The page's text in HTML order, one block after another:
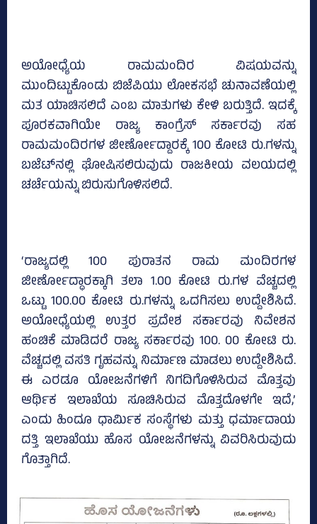
ಅಯೋಧ್ಯೆಯ ರಾಮಮಂದಿರ ವಿಷಯವನ್ನು
ಮುಂದಿಟ್ಟುಕೊಂಡು ಬಿಜೆಪಿಯು ಲೋಕಸಭೆ ಚುನಾವಣೆಯಲ್ಲಿ
ಮತ ಯಾಚಿಸಲಿದೆ ಎಂಬ ಮಾತುಗಳು ಕೇಳಿ ಬರುತ್ತಿದೆ. ಇದಕ್ಕೆ
ಪೂರಕವಾಗಿಯೇ ರಾಜ್ಯ ಕಾಂಗ್ರೆಸ್‌ ಸರ್ಕಾರವು ಸಹ
ರಾಮಮಂದಿರಗಳ ಜೀರ್ಣೋದ್ದಾರಕ್ಕೆ 100 ಕೋಟಿ ರು.ಗಳನ್ನು
ಬಜೆಟ್‌ನಲ್ಲಿ ಘೋಷಿಸಲಿರುವುದು ರಾಜಕೀಯ ವಲಯದಲ್ಲಿ
ಚರ್ಚೆಯನ್ನು ಬಿರುಸುಗೊಳಿಸಲಿದೆ.
‘ರಾಜ್ಯದಲ್ಲಿ 100 ಪುರಾತನ ರಾಮ ಮಂದಿರಗಳ
ಜೀರ್ಣೋದ್ಧಾರಕ್ಕಾಗಿ ತಲಾ 1.00 ಕೋಟಿ ರು.ಗಳ ವೆಚ್ಚದಲ್ಲಿ
ಒಟ್ಟು 100.00 ಕೋಟಿ ರು.ಗಳನ್ನು ಒದಗಿಸಲು ಉದ್ದೇಶಿಸಿದೆ.
ಅಯೋಧ್ಯೆಯಲ್ಲಿ ಉತ್ತರ ಪ್ರದೇಶ ಸರ್ಕಾರವು ನಿವೇಶನ
ಹಂಚಿಕೆ ಮಾಡಿದರೆ ರಾಜ್ಯ ಸರ್ಕಾರವು 100. 00 ಕೋಟಿ ರು.
ವೆಚ್ಚದಲ್ಲಿ ವಸತಿ ಗೃಹವನ್ನು ನಿರ್ಮಾಣ ಮಾಡಲು ಉದ್ದೇಶಿಸಿದೆ.
ಈ ಎರಡೂ ಯೋಜನೆಗಳಿಗೆ ನಿಗದಿಗೊಳಿಸಿರುವ ಮೊತ್ತವು
ಆರ್ಥಿಕ ಇಲಾಖೆಯ ಸೂಚಿಸಿರುವ ಮೊತ್ತದೊಳಗೇ ಇದೆ,’
ಎಂದು ಹಿಂದೂ ಧಾರ್ಮಿಕ ಸಂಸ್ಥೆಗಳು ಮತ್ತು ಧರ್ಮಾದಾಯ
ದತ್ತಿ ಇಲಾಖೆಯು ಹೊಸ ಯೋಜನೆಗಳನ್ನು ವಿವರಿಸಿರುವುದು
ಗೊತ್ತಾಗಿದೆ.